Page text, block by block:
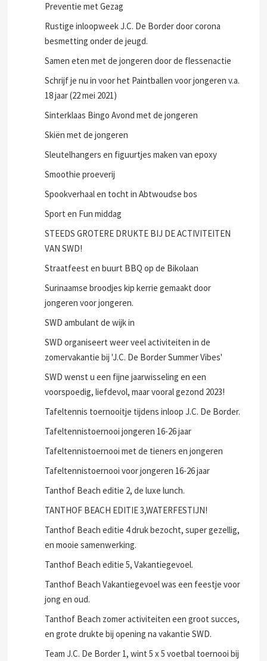
Preventie met Gezag
Rustige inloopweek J.C. De Border door corona
besmetting onder de jeugd.
Samen eten met de jongeren door de flessenactie
Schrijf je nu in voor het Paintballen voor jongeren v.a.
18 jaar (22 mei 2021)
Sinterklaas Bingo Avond met de jongeren
Skiën met de jongeren
Sleutelhangers en figuurtjes maken van epoxy
Smoothie proeverij
Spookverhaal en tocht in Abtwoudse bos
Sport en Fun middag
STEEDS GROTERE DRUKTE BIJ DE ACTIVITEITEN
VAN SWD!
Straatfeest en buurt BBQ op de Bikolaan
Surinaamse broodjes kip kerrie gemaakt door
jongeren voor jongeren.
SWD ambulant de wijk in
SWD organiseert weer veel activiteiten in de
zomervakantie bij 'J.C. De Border Summer Vibes'
SWD wenst u een fijne jaarwisseling en een
voorspoedig, liefdevol, maar vooral gezond 2023!
Tafeltennis toernooitje tijdens inloop J.C. De Border.
Tafeltennistoernooi jongeren 16-26 jaar
Tafeltennistoernooi met de tieners en jongeren
Tafeltennistoernooi voor jongeren 16-26 jaar
Tanthof Beach editie 2, de luxe lunch.
TANTHOF BEACH EDITIE 3,WATERFESTIJN!
Tanthof Beach editie 4 druk bezocht, super gezellig,
en mooie samenwerking.
Tanthof Beach editie 5, Vakantiegevoel.
Tanthof Beach Vakantiegevoel was een feestje voor
jong en oud.
Tanthof Beach zomer activiteiten een groot succes,
en grote drukte bij opening na vakantie SWD.
Team J.C. De Border 1, wint 5 x 5 voetbal toernooi bij